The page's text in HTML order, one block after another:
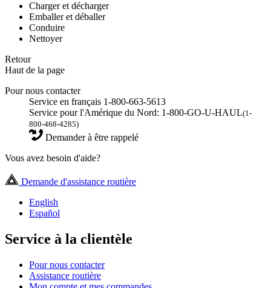
Charger et décharger
Emballer et déballer
Conduire
Nettoyer
Retour
Haut de la page
Pour nous contacter
Service en français 1-800-663-5613
Service pour l'Amérique du Nord: 1-800-GO-U-HAUL(1-
800-468-4285)
Demander à être rappelé
Vous avez besoin d'aide?
Demande d'assistance routière
English
Español
Service à la clientèle
Pour nous contacter
Assistance routière